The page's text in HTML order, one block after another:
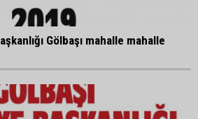
Gölbaşı mahalle mahalle